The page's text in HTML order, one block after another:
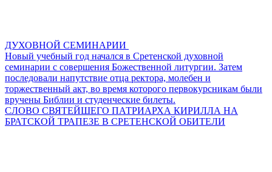
ДУХОВНОЙ СЕМИНАРИИ
Новый учебный год начался в Сретенской духовной
семинарии с совершения Божественной литургии. Затем
последовали напутствие отца ректора, молебен и
торжественный акт, во время которого первокурсникам были
вручены Библии и студенческие билеты.
СЛОВО СВЯТЕЙШЕГО ПАТРИАРХА КИРИЛЛА НА
БРАТСКОЙ ТРАПЕЗЕ В СРЕТЕНСКОЙ ОБИТЕЛИ